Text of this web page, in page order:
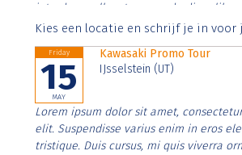
interdum nulla, ut commodo diam
Aenean faucibus nibh et justo cursus id
Kies een locatie en schrijf je in
Friday
15
MAY
Kawasaki Promo Tour
IJsselstein (UT)
Lorem ipsum dolor sit amet,
elit. Suspendisse varius enim in eros
tristique. Duis cursus, mi quis viverra